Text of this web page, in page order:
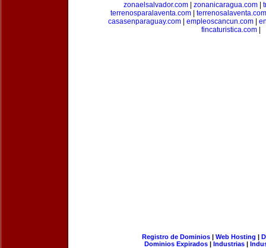
zonaelsalvador.com| zonanicaragua.com|
terrenosparalaventa.com
terrenosalaventa.com
casasenparaguay.com| empleoscancun.com|
fincaturistica.com
Registro de Dominios| Web Hosting |
Dominios Expirados | Industrias |